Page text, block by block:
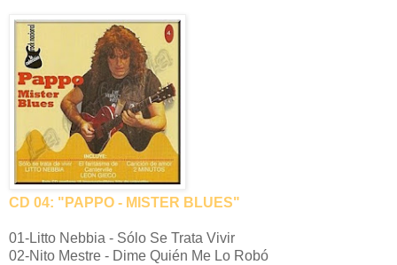
CD 04: "PAPPO - MISTER BLUES"
01-Litto Nebbia - Sólo Se Trata Vivir
02-Nito Mestre - Dime Quién Me Lo Robó